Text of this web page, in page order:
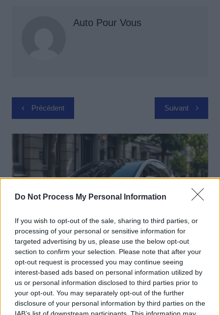
Do Not Process My Personal Information
If you wish to opt-out of the sale, sharing to third parties, or
processing of your personal or sensitive information for
targeted advertising by us, please use the below opt-out
section to confirm your selection. Please note that after your
opt-out request is processed you may continue seeing
interest-based ads based on personal information utilized by
us or personal information disclosed to third parties prior to
your opt-out. You may separately opt-out of the further
disclosure of your personal information by third parties on the
Auto Pour Vous
Navigation
de
l’article
Précédent Suivant
Actus Info
Elon Musk nuirait gravement à Tesla
selon une étude européenne
Auto Pour Vous